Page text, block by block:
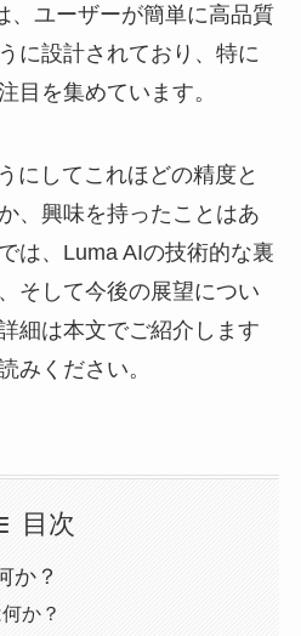
、ユーザーが簡単に高品質
に設計されており、特に
目を集めています。
にしてこれほどの精度と
、興味を持ったことはあ
は、Luma AIの技術的な裏
そして今後の展望につい
細は本文でご紹介します
みください。
目次
か？
か？